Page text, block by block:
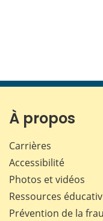
À propos
Carrières
Accessibilité
Photos et vidéos
Ressources
Prévention de la